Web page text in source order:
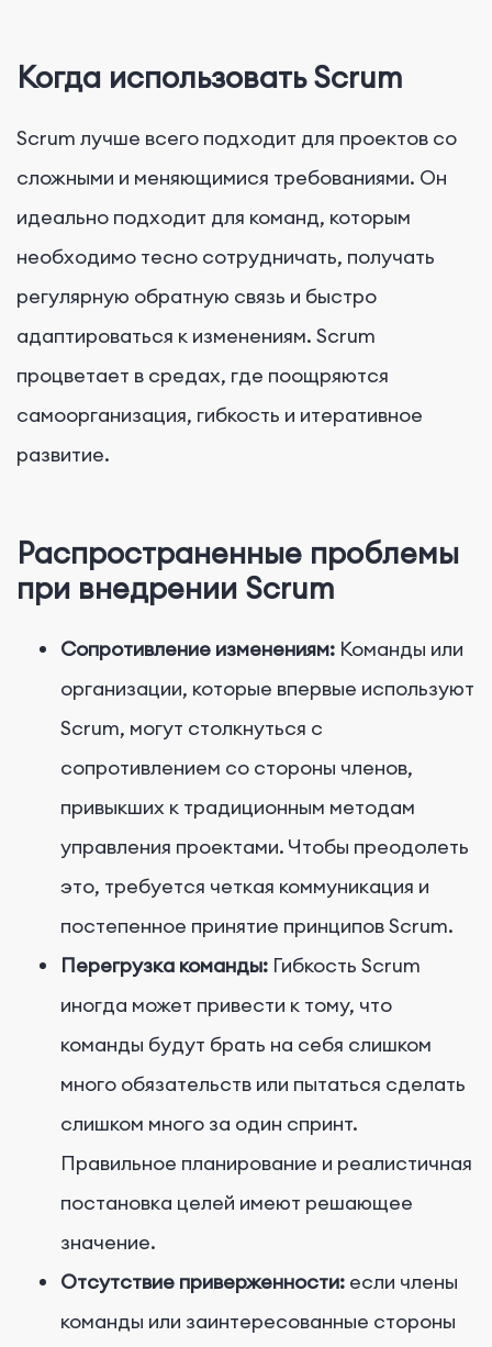
Когда использовать Scrum
Scrum лучше всего подходит для проектов со
сложными и меняющимися требованиями. Он
идеально подходит для команд, которым
необходимо тесно сотрудничать, получать
регулярную обратную связь и быстро
адаптироваться к изменениям. Scrum
процветает в средах, где поощряются
самоорганизация, гибкость и итеративное
развитие.
Распространенные проблемы
при внедрении Scrum
Сопротивление изменениям: Команды или
организации, которые впервые используют
Scrum, могут столкнуться с
сопротивлением со стороны членов,
привыкших к традиционным методам
управления проектами. Чтобы преодолеть
это, требуется четкая коммуникация и
постепенное принятие принципов Scrum.
Перегрузка команды: Гибкость Scrum
иногда может привести к тому, что
команды будут брать на себя слишком
много обязательств или пытаться сделать
слишком много за один спринт.
Правильное планирование и реалистичная
постановка целей имеют решающее
значение.
Отсутствие приверженности: если члены
команды или заинтересованные стороны